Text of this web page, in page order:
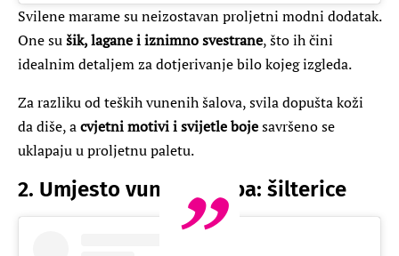
Svilene marame su neizostavan proljetni modni dodatak.
One sušik, lagane i iznimno svestrane, što ih čini
idealnim detaljem za dotjerivanje bilo kojeg izgleda.
Za razliku od teških vunenih šalova, svila dopušta koži
da diše, acvjetni motivi i svijetle bojesavršeno se
uklapaju u proljetnu paletu.
2. Umjesto vunenih kapa: šilterice